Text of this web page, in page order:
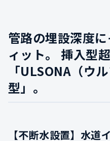
管路の埋設深度
ィット。
挿入型
「ULSONA（ウ
型」。
【不断水設置】水道